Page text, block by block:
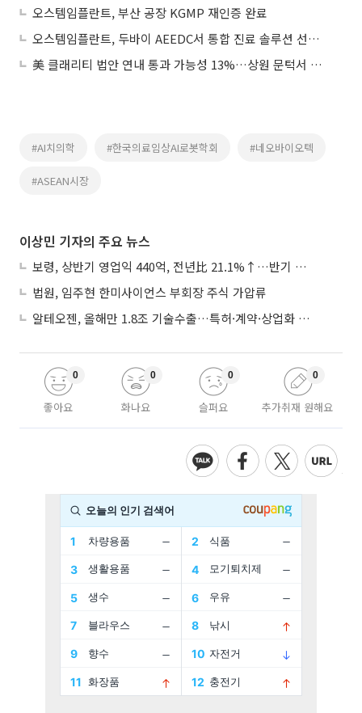
오스템임플란트, 부산 공장 KGMP 재인증 완료
오스템임플란트, 두바이 AEEDC서 통합 진료 솔루션 선보여
美 클래리티 법안 연내 통과 가능성 13%…상원 문턱서 제동
#AI치의학 #한국의료임상AI로봇학회 #네오바이오텍
#ASEAN시장
이상민 기자의 주요 뉴스
보령, 상반기 영업익 440억, 전년比 21.1%↑…반기 역대 최대
법원, 임주현 한미사이언스 부회장 주식 가압류
알테오젠, 올해만 1.8조 기술수출…특허·계약·상업화 ‘삼박자’
좋아요
0
화나요
0
슬퍼요
0
추가취재 원해요
0